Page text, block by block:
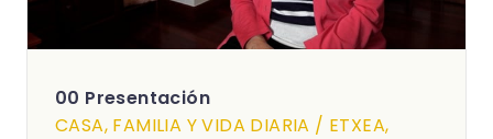
00 Presentación
CASA, FAMILIA Y VIDA DIARIA / ETXEA,